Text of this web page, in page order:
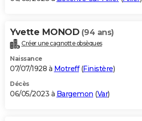
Yvette MONOD (94 ans)
Créer une cagnotte obsèques
Naissance
07/07/1928 à Motreff(Finistère)
Décès
06/05/2023 à Bargemon (Var)